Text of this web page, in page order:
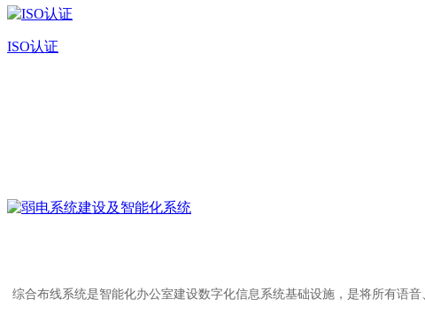
ISO认证
综合布线系统是智能化办公室建设数字化信息系统基础设施，是将所有语